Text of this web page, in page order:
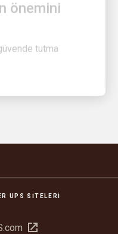
tutma
UPS SITELERI
Yeni